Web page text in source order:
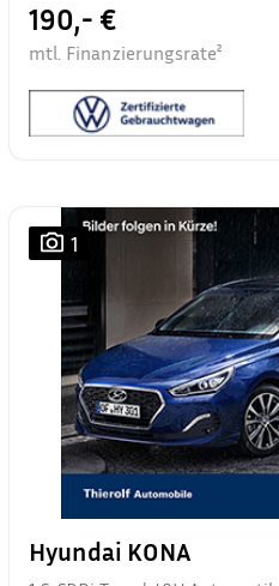
190,- €
mtl. Finanzierungsrate²
1
Hyundai KONA